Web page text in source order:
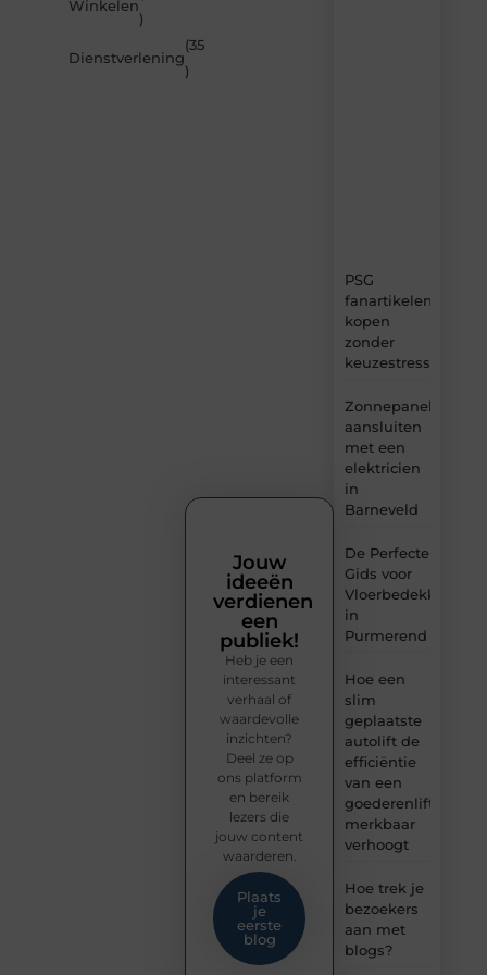
Winkelen
)
Dienstverlening
(35
)
PSG
fanartikelen
kopen
zonder
keuzestress
Zonnepanelen
aansluiten
met een
elektricien
in
Barneveld
De Perfecte
Gids voor
Vloerbedekking
in
Purmerend
Hoe een
slim
geplaatste
autolift de
efficiëntie
van een
goederenlift
merkbaar
verhoogt
Hoe trek je
bezoekers
aan met
blogs?
Jouw
ideeën
verdienen
een
publiek!
Heb je een
interessant
verhaal of
waardevolle
inzichten?
Deel ze op
ons platform
en bereik
lezers die
jouw content
waarderen.
Plaats
je
eerste
blog